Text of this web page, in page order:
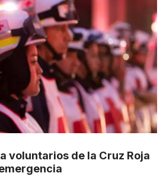
voluntarios de la Cruz Roja